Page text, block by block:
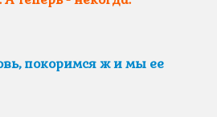
покоримся ж и мы ее